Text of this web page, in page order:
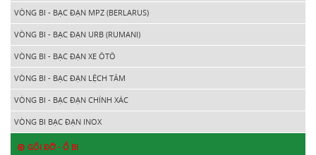
VÒNG BI - BẠC ĐẠN MPZ (BERLARUS)
VÒNG BI - BẠC ĐẠN URB (RUMANI)
VÒNG BI - BẠC ĐẠN XE ÔTÔ
VÒNG BI - BẠC ĐẠN LỆCH TÂM
VÒNG BI - BẠC ĐẠN CHÍNH XÁC
VÒNG BI BẠC ĐẠN INOX
GỐI ĐỠ - Ổ BI